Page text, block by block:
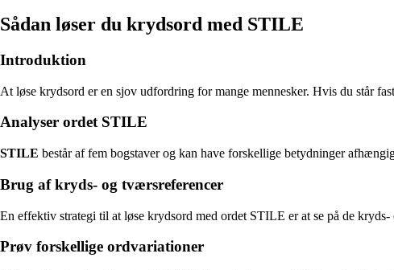
Sådan løser du krydsord med STILE
Introduktion
At løse krydsord er en sjov udfordring for mange mennesker. Hvis du står
Analyser ordet STILE
STILE består af fem bogstaver og kan have forskellige betydninger
Brug af kryds- og tværsreferencer
En effektiv strategi til at løse krydsord med ordet STILE er at se på de
Prøv forskellige ordvariationer